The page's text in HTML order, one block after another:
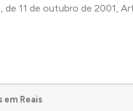
11 de outubro de 2001,
em Reais